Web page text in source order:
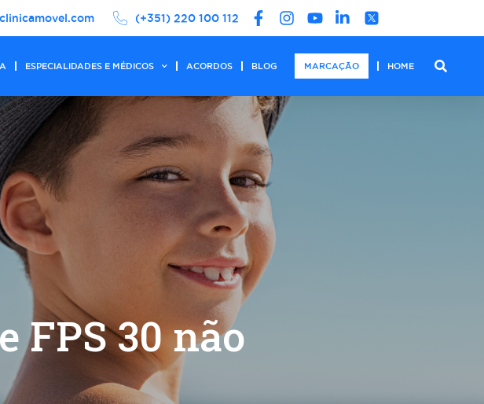
(+351) 220 100 112
ESPECIALIDADES E MÉDICOS ACORDOS BLOG MARCAÇÃO HOME
FPS 30 não